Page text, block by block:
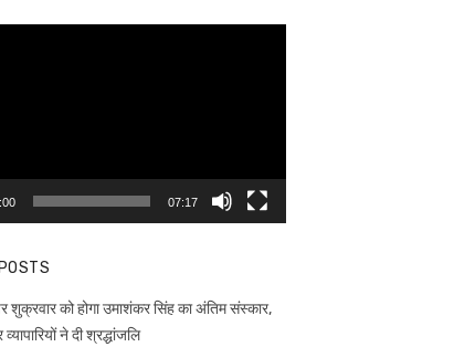
07:17
शुक्रवार को होगा उमाशंकर सिंह का अंतिम संस्कार,
ने दी श्रद्धांजलि